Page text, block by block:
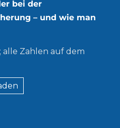
bei der
– und wie man
alle Zahlen auf dem